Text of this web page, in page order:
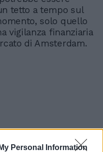
Personal Information
tetto a tempo sul
solo quello
vigilanza finanziaria
di Amsterdam.